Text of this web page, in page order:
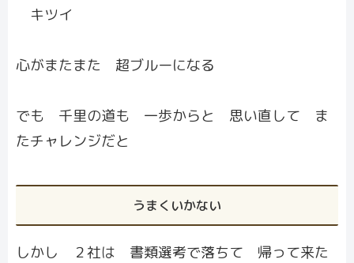
キツイ
心がまたまた 超ブルーになる
でも 千里の道も 一歩からと 思い直して ま
たチャレンジだと
うまくいかない
しかし ２社は 書類選考で落ちて 帰って来た